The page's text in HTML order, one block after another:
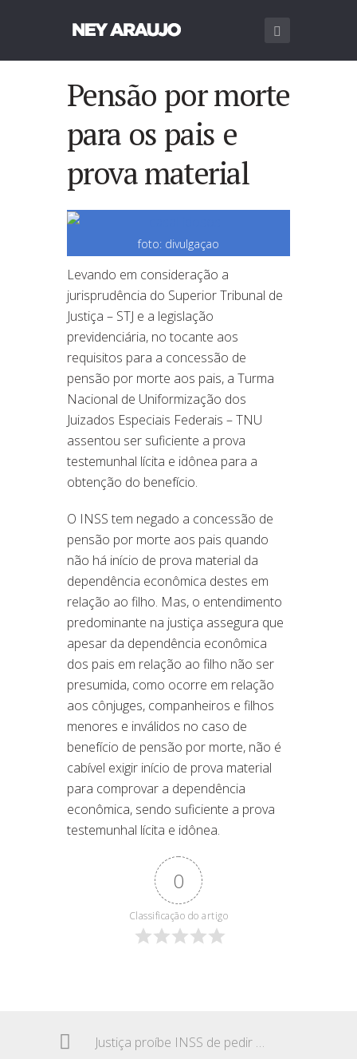
Pensão por morte
para os pais e
prova material
foto: divulgaçao
Levando em consideração a
jurisprudência do Superior Tribunal de
Justiça – STJ e a legislação
previdenciária, no tocante aos
requisitos para a concessão de
pensão por morte aos pais, a Turma
Nacional de Uniformização dos
Juizados Especiais Federais – TNU
assentou ser suficiente a prova
testemunhal lícita e idônea para a
obtenção do benefício.
O INSS tem negado a concessão de
pensão por morte aos pais quando
não há início de prova material da
dependência econômica destes em
relação ao filho. Mas, o entendimento
predominante na justiça assegura que
apesar da dependência econômica
dos pais em relação ao filho não ser
presumida, como ocorre em relação
aos cônjuges, companheiros e filhos
menores e inválidos no caso de
benefício de pensão por morte, não é
cabível exigir início de prova material
para comprovar a dependência
econômica, sendo suficiente a prova
testemunhal lícita e idônea.
0
Classificação do artigo
Justiça proíbe INSS de pedir devolução de benefícios